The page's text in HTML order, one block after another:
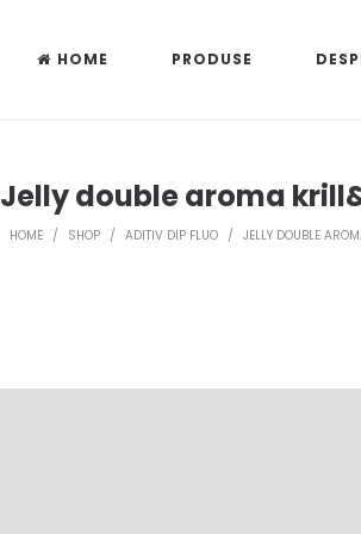
HOME PRODUSE
Jelly double aroma
HOME / SHOP / ADITIV DIP FLUO / JELLY DOUBLE